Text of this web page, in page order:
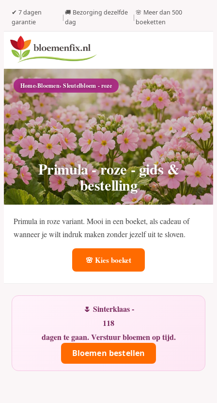
✔ 7 dagen
garantie
|
🚚 Bezorging dezelfde
dag
|
🌸 Meer dan 500
boeketten
Home›Bloemen› Sleutelbloem - roze
Primula - roze - gids &
bestelling
Primula in roze variant. Mooi in een boeket, als cadeau of
wanneer je wilt indruk maken zonder jezelf uit te sloven.
🌸 Kies boeket
🌷 Sinterklaas -
118
dagen te gaan. Verstuur bloemen op tijd.
Bloemen bestellen